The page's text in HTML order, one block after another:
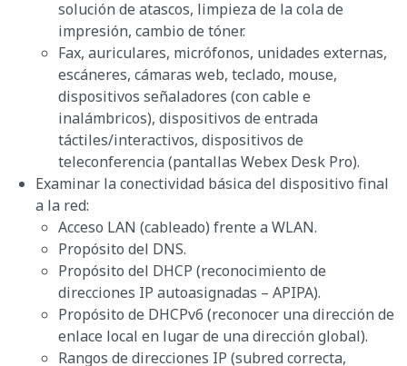
solución de atascos, limpieza de la cola de
impresión, cambio de tóner.
Fax, auriculares, micrófonos, unidades externas,
escáneres, cámaras web, teclado, mouse,
dispositivos señaladores (con cable e
inalámbricos), dispositivos de entrada
táctiles/interactivos, dispositivos de
teleconferencia (pantallas Webex Desk Pro).
Examinar la conectividad básica del dispositivo final
a la red:
Acceso LAN (cableado) frente a WLAN.
Propósito del DNS.
Propósito del DHCP (reconocimiento de
direcciones IP autoasignadas – APIPA).
Propósito de DHCPv6 (reconocer una dirección de
enlace local en lugar de una dirección global).
Rangos de direcciones IP (subred correcta,